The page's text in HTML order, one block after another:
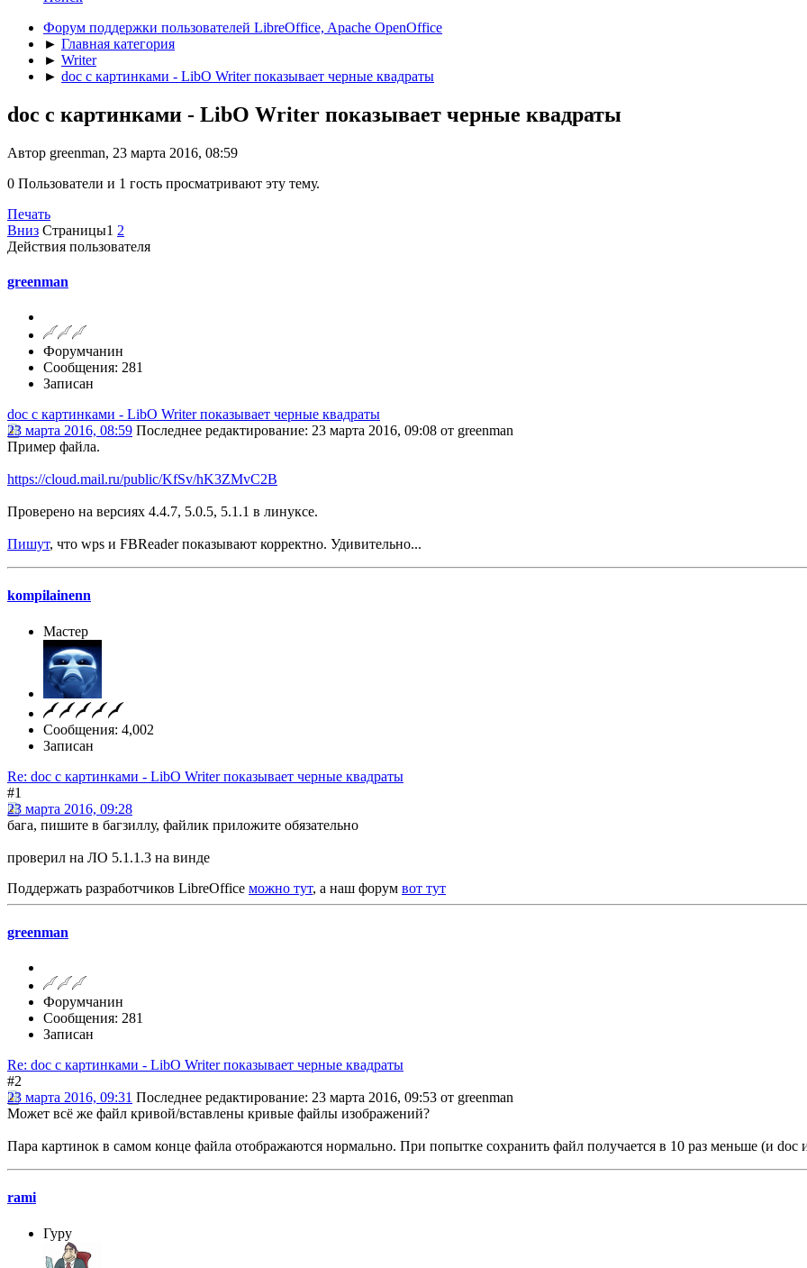
Форум поддержки пользователей LibreOffice, Apache OpenOffice
► Главная категория
► Writer
► doc с картинками - LibO Writer показывает черные квадраты
doc с картинками - LibO Writer показывает черные квадраты
Автор greenman, 23 марта 2016, 08:59
0 Пользователи и 1 гость просматривают эту тему.
Печать
Вниз Страницы1 2
Действия пользователя
greenman
Форумчанин
Сообщения: 281
Записан
doc с картинками - LibO Writer показывает черные квадраты
23 марта 2016, 08:59 Последнее редактирование: 23 марта 2016, 09:08 от greenman
Пример файла.
https://cloud.mail.ru/public/KfSv/hK3ZMvC2B
Проверено на версиях 4.4.7, 5.0.5, 5.1.1 в линуксе.
Пишут, что wps и FBReader показывают корректно. Удивительно...
kompilainenn
Мастер
Сообщения: 4,002
Записан
Re: doc с картинками - LibO Writer показывает черные квадраты
#1
23 марта 2016, 09:28
бага, пишите в багзиллу, файлик приложите обязательно
проверил на ЛО 5.1.1.3 на винде
Поддержать разработчиков LibreOffice можно тут, а наш форум вот тут
greenman
Форумчанин
Сообщения: 281
Записан
Re: doc с картинками - LibO Writer показывает черные квадраты
#2
23 марта 2016, 09:31 Последнее редактирование: 23 марта 2016, 09:53 от greenman
Может всё же файл кривой/вставлены кривые файлы изображений?
Пара картинок в самом конце файла отображаются нормально. При попытке сохранить файл получается в 10 раз меньше (и doc
rami
Гуру